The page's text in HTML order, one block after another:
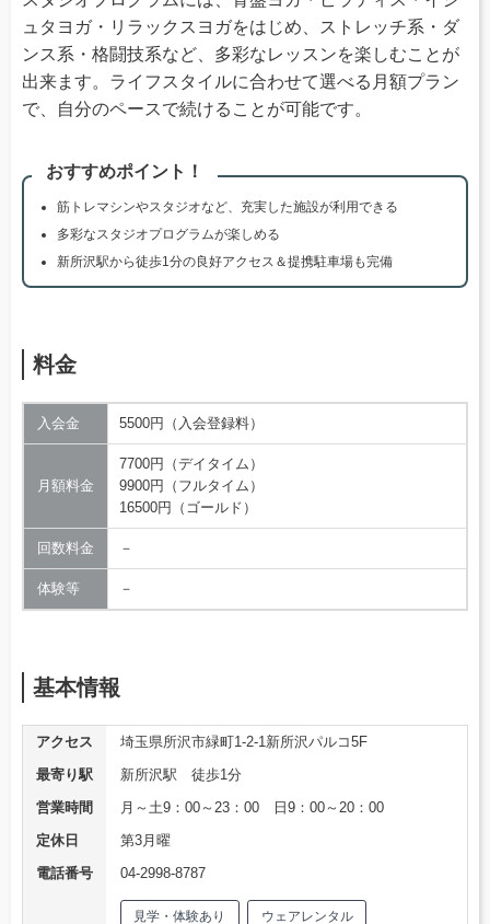
ュタヨガ・リラックスヨガをはじめ、ストレッチ系・ダ
ンス系・格闘技系など、多彩なレッスンを楽しむことが
出来ます。ライフスタイルに合わせて選べる月額プラン
で、自分のペースで続けることが可能です。
おすすめポイント！
筋トレマシンやスタジオなど、充実した施設が利用できる
多彩なスタジオプログラムが楽しめる
新所沢駅から徒歩1分の良好アクセス＆提携駐車場も完備
料金
入会金 5500円（入会登録料）
月額料金
7700円（デイタイム）
9900円（フルタイム）
16500円（ゴールド）
回数料金 －
体験等 －
基本情報
アクセス
埼玉県所沢市緑町1-2-1新所沢パルコ5F
最寄り駅
新所沢駅 徒歩1分
営業時間
月～土9：00～23：00 日9：00～20：00
定休日
第3月曜
電話番号
04-2998-8787
見学・体験あり ウェアレンタル